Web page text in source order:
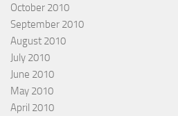
October 2010
September 2010
August 2010
July 2010
June 2010
May 2010
April 2010